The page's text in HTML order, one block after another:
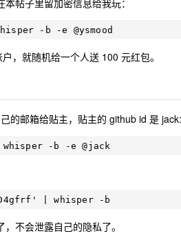
帖子里留加密信息给我玩：
，就随机给一个人送 100 元红包。
的邮箱给贴主，贴主的 github id 是 jack:
不会泄露自己的隐私了。